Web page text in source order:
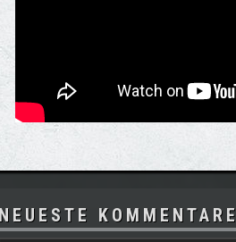
NEUESTE KOMMENTARE